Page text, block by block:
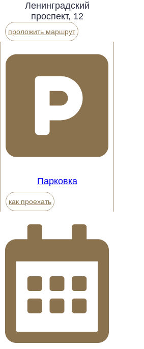
Ленинградский
проспект, 12
проложить маршрут
Парковка
как проехать